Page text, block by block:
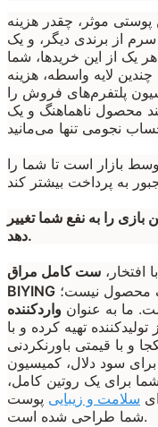
موثر، چقدر هزینه
سرم از برندی دیگر، و یک
یک از این خریدها، شما
لایه واسطه، هزینه
پلتفرم‌های فروش را
محصول ناهماهنگ و یک
بازار است تا شما را
بازی را به نفع شما تغییر
دهد.
افتخار، ست کامل مراقプト از پوست AHA+BHA از برند
BIYING محصول نیست؛
ما به عنوان واردکننده
تهیه کرده و با
و با قیمتی باورنکردنی
سود دلال، کمیسیون
برای یک روتین کامل،
سلامت و زیبایی پوست
شما طراحی شده است.